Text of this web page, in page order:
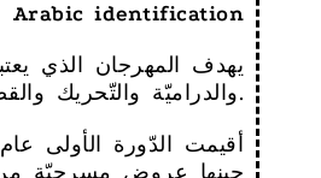
Arabic identification
يهدف المهرجان الذي
والدراميّة والتّحريك والقصيرة والورش التدريبيّة الفنّيّة والنّدوات وذلك بالشّراكة مع مؤسسة دروسوس السُّويسريّة.